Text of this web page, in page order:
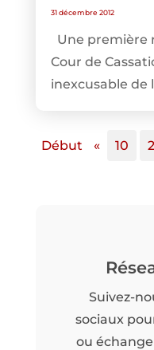
31 décembre 2012
Une première
Cour de
inexcusable de
Début « 10
Suivez-
sociaux
ou